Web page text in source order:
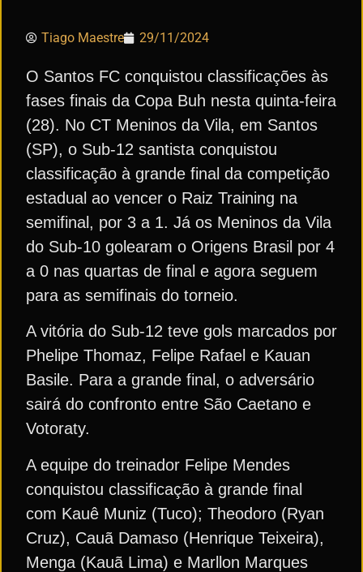
Tiago Maestre 29/11/2024
O Santos FC conquistou classificações às
fases finais da Copa Buh nesta quinta-feira
(28). No CT Meninos da Vila, em Santos
(SP), o Sub-12 santista conquistou
classificação à grande final da competição
estadual ao vencer o Raiz Training na
semifinal, por 3 a 1. Já os Meninos da Vila
do Sub-10 golearam o Origens Brasil por 4
a 0 nas quartas de final e agora seguem
para as semifinais do torneio.
A vitória do Sub-12 teve gols marcados por
Phelipe Thomaz, Felipe Rafael e Kauan
Basile. Para a grande final, o adversário
sairá do confronto entre São Caetano e
Votoraty.
A equipe do treinador Felipe Mendes
conquistou classificação à grande final
com Kauê Muniz (Tuco); Theodoro (Ryan
Cruz), Cauã Damaso (Henrique Teixeira),
Menga (Kauã Lima) e Marllon Marques